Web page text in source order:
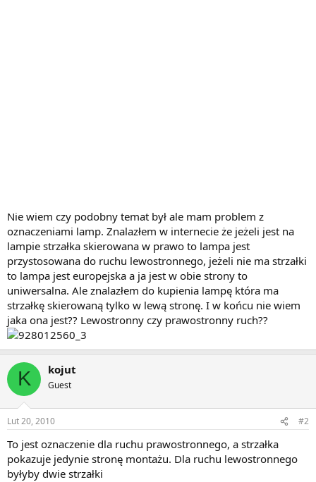
Nie wiem czy podobny temat był ale mam problem z
oznaczeniami lamp. Znalazłem w internecie że jeżeli jest na
lampie strzałka skierowana w prawo to lampa jest
przystosowana do ruchu lewostronnego, jeżeli nie ma strzałki
to lampa jest europejska a ja jest w obie strony to
uniwersalna. Ale znalazłem do kupienia lampę która ma
strzałkę skierowaną tylko w lewą stronę. I w końcu nie wiem
jaka ona jest?? Lewostronny czy prawostronny ruch??
K kojut
Guest
Lut 20, 2010 #2
To jest oznaczenie dla ruchu prawostronnego, a strzałka
pokazuje jedynie stronę montażu. Dla ruchu lewostronnego
byłyby dwie strzałki